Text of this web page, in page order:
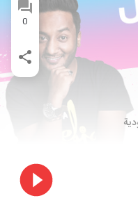
0